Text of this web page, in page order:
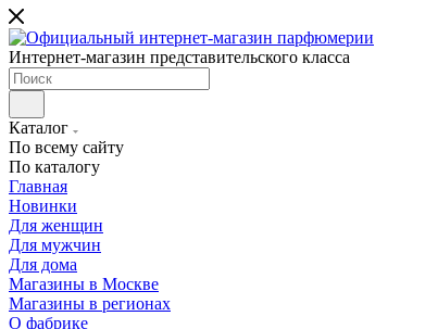
Интернет-магазин представительского класса
Каталог
По всему сайту
По каталогу
Главная
Новинки
Для женщин
Для мужчин
Для дома
Магазины в Москве
Магазины в регионах
О фабрике